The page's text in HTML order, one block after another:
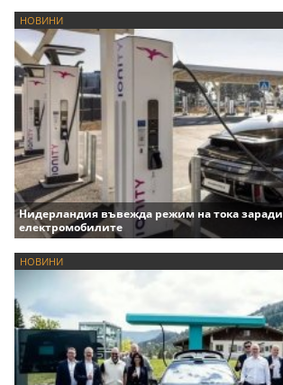
НОВИНИ
Нидерландия въвежда режим на тока заради
електромобилите
НОВИНИ